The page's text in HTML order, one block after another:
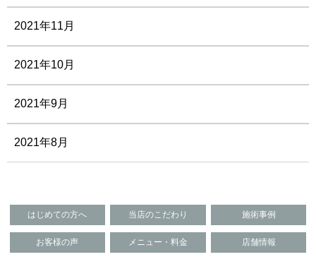
2021年11月
2021年10月
2021年9月
2021年8月
はじめての方へ 当店のこだわり 施術事例
お客様の声 メニュー・料金 店舗情報